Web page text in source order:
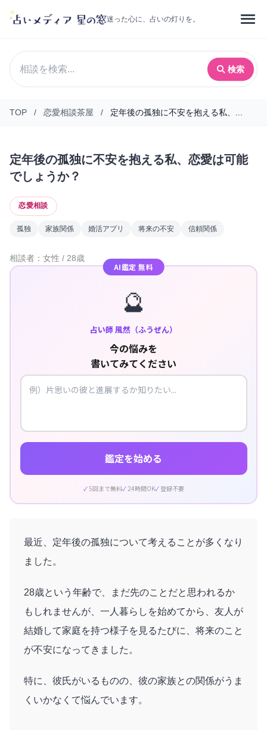
迷った心に、占いの灯りを。
検索
TOP / 恋愛相談茶屋 / 定年後の孤独に不安を抱える私、...
定年後の孤独に不安を抱える私、恋愛は可能
でしょうか？
恋愛相談
孤独 家族関係 婚活アプリ 将来の不安 信頼関係
相談者：女性 / 28歳
AI鑑定 無料
🔮
占い師 風然（ふうぜん）
今の悩みを
書いてみてください
鑑定を始める
5回まで無料 24時間OK 登録不要
最近、定年後の孤独について考えることが多くなり
ました。
28歳という年齢で、まだ先のことだと思われるか
もしれませんが、一人暮らしを始めてから、友人が
結婚して家庭を持つ様子を見るたびに、将来のこと
が不安になってきました。
特に、彼氏がいるものの、彼の家族との関係がうま
くいかなくて悩んでいます。